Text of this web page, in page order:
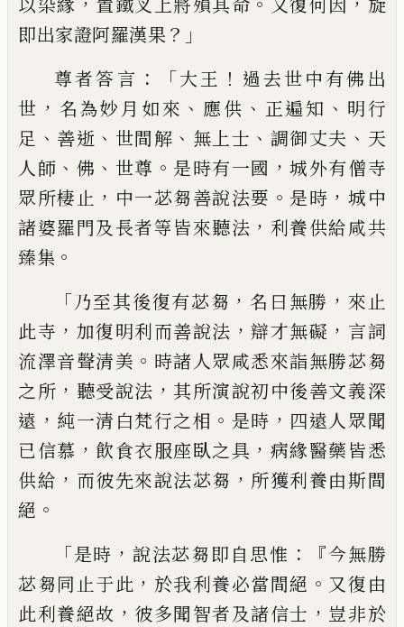
以染緣 置鐵叉上將殞其命 又復何因
旋
即出家證阿羅漢果 ？」
尊者答言 ：「大王 ！ 過去世中有佛 出
世 ， 名為妙月如來 、 應供 、 正遍知 、 明行
足 、 善逝 、 世間解 、 無上士 、 調御丈夫 、 天
人師 、 佛 、 世尊 。 是時有一國 ，城外有僧寺
眾所棲止 ， 中一苾芻善說法要 。 是時 ，城中
諸婆羅門及長者等皆來聽法 ， 利養供給咸共
臻集 。
「乃至其後復有苾芻 ，名曰無勝 ， 來止
此寺 ， 加復明利而善說法 ，辯才無礙 ， 言詞
流澤音聲清美 。 時諸人眾咸悉來詣無勝苾芻
之所 ， 聽受說法 ，其所演說初中後善文義深
遠 ， 純一清白梵行之相 。 是時 ， 四遠人眾聞
已信慕 ，飲食衣服座臥之具 ， 病緣醫藥皆悉
供給 ， 而彼先來說法苾芻 ， 所獲利養由斯間
絕 。
「是時 ， 說法苾芻即 自思惟 ：『今無勝
苾芻同止于此 ， 於我利養必當間絕 。 又復由
此利養絕故 ， 彼多聞智者及諸信士 ， 豈非於